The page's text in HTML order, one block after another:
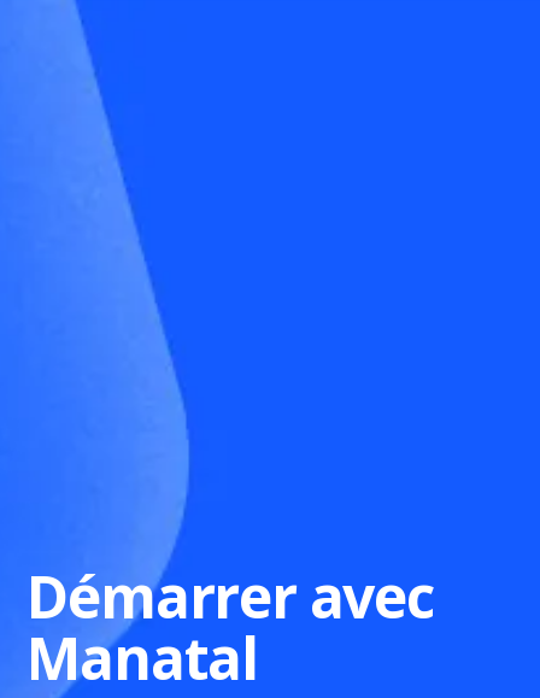
Démarrer avec
Manatal